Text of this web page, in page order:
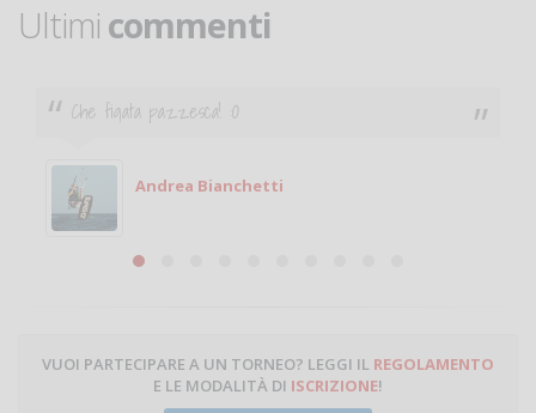
Ultimi commenti
Che figata pazzesca! :O
Andrea Bianchetti
VUOI PARTECIPARE A UN TORNEO? LEGGI IL REGOLAMENTO
E LE MODALITÀ DI ISCRIZIONE!